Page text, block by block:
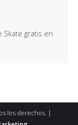
Skate gratis en
los derechos. |